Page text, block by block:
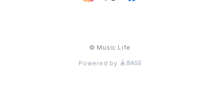
© Music Life
Powered by